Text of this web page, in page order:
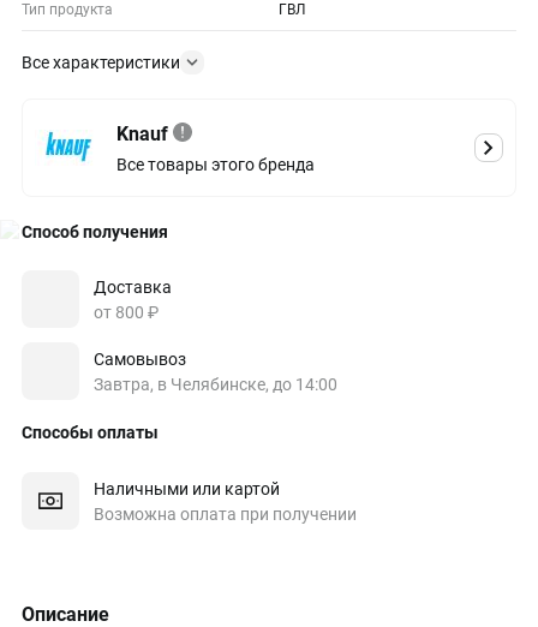
Тип продукта ГВЛ
Все характеристики
Knauf
Все товары этого бренда
Способ получения
Доставка
от 800 ₽
Самовывоз
Завтра, в Челябинске, до 14:00
Способы оплаты
Наличными или картой
Возможна оплата при получении
Описание